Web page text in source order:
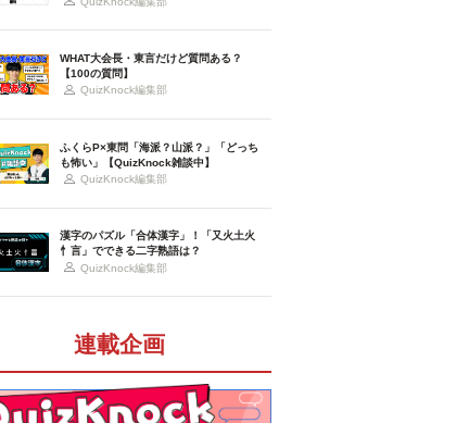
WHAT大会長・東言だけど質問ある？
【100の質問】
QuizKnock編集部
ふくらP×東問「海派？山派？」「どっち
も怖い」【QuizKnock雑談中】
QuizKnock編集部
漢字のパズル「合体漢字」！「又火土火
忄言」でできる二字熟語は？
QuizKnock編集部
連載企画